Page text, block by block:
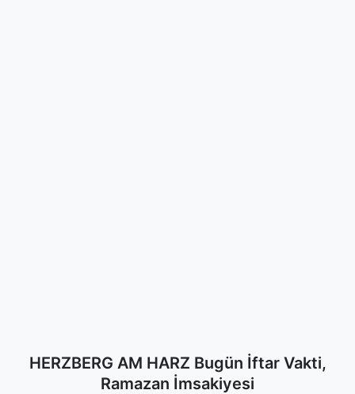
HERZBERG AM HARZ Bugün İftar Vakti,
Ramazan İmsakiyesi